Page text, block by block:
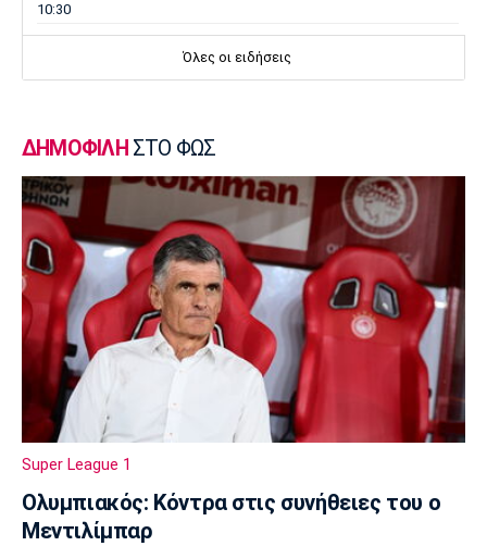
10:30
ΦΩΣ στο Στοίχημα: Κίνητρο η Σάντεφιορντ
Το… γύρισε ο Τόνι Πάρκερ
10:10
Super League 1
Πρόταση του Βαγγέλη Μαρινάκη στον Ζοφρέ
Μονκαντά
10:00
Επικαιρότητα
Φωτιά στην Βοιωτία: Προφυλακιστέοι ο
δήμαρχος Στυλίδας, ο εργολάβος και ο
ιδιοκτήτης εταιρείας
09:50
Κολοσσός: Τι ισχύει για τα ευρωπαϊκά
εισιτήρια διαρκείας
Όλες οι ειδήσεις
ΔΗΜΟΦΙΛΗ ΣΤΟ ΦΩΣ
Super League 1
Ολυμπιακός: Κόντρα στις συνήθειες του ο
Μεντιλίμπαρ